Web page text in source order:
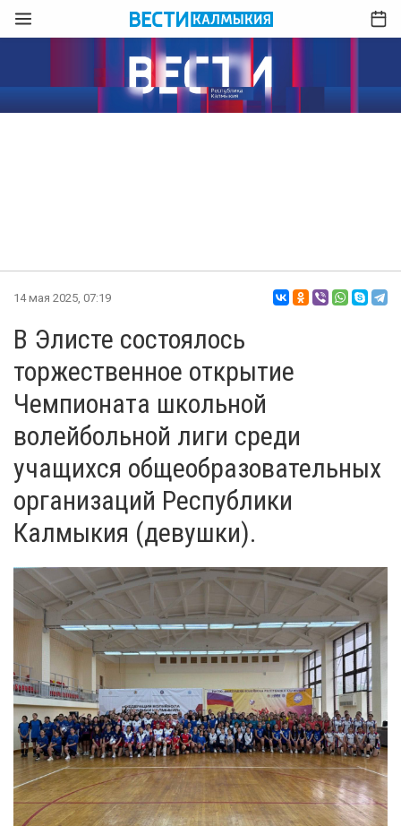
14 мая 2025, 07:19
В Элисте состоялось
торжественное открытие
Чемпионата школьной
волейбольной лиги среди
учащихся общеобразовательных
организаций Республики
Калмыкия (девушки).